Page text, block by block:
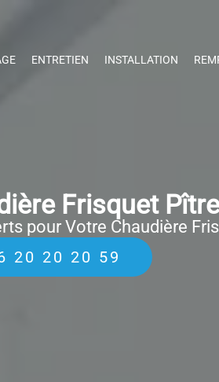
ENTRETIEN INSTALLATION
Frisquet
pour Votre Chaudière
20 20 20 59